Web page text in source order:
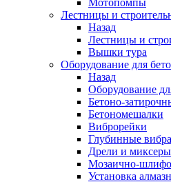
Мотопомпы
Лестницы и
Назад
Лестницы и
Вышки тура
Оборудование для
Назад
Оборудование
Бетоно-
Бетономешалки
Виброрейки
Глубинные
Дрели и миксеры
Мозаично-
Установка